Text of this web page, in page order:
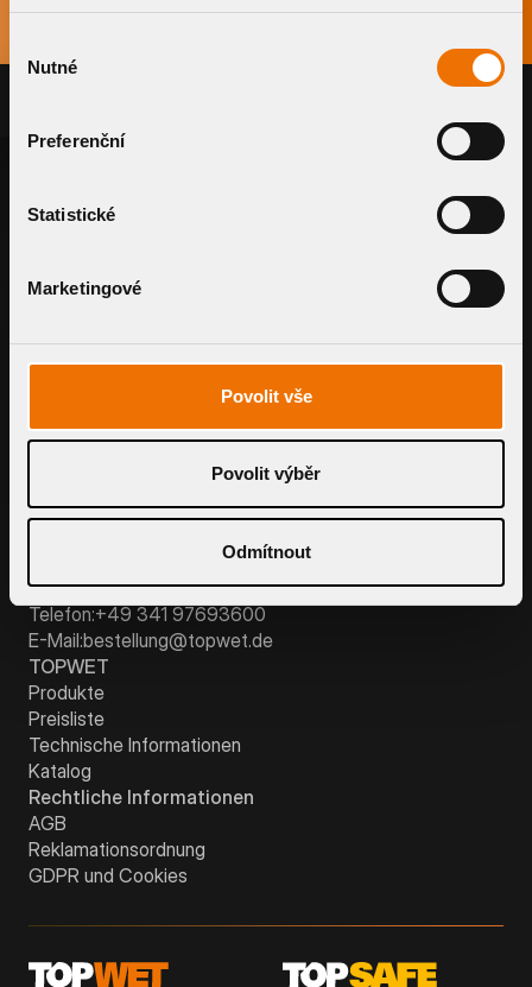
souhlasu
Nutné
Preferenční
Statistické
Marketingové
Povolit vše
Povolit výběr
Odmítnout
St.-Nr. 23210504249
Rechnungsadresse:
04319 Leipzig/Kleinpösna
Lageradresse:
An der Hebemärchte 6
Geschäftszeiten:
Montag bis
16:00 Uhr,Freitag:
Facebook Instagram
Kundenbetreuung
Telefon:+49 341 97693600
E-Mail:bestellung@topwet.de
TOPWET
Produkte
Preisliste
Technische Informationen
Katalog
Rechtliche Informationen
AGB
Reklamationsordnung
GDPR und Cookies